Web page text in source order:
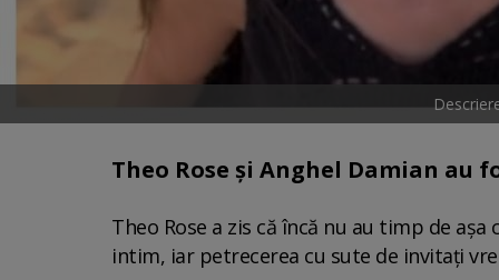
Theo Rose și Anghel Damian au
Theo Rose a zis că încă nu au timp de
intim, iar petrecerea cu sute de invitați